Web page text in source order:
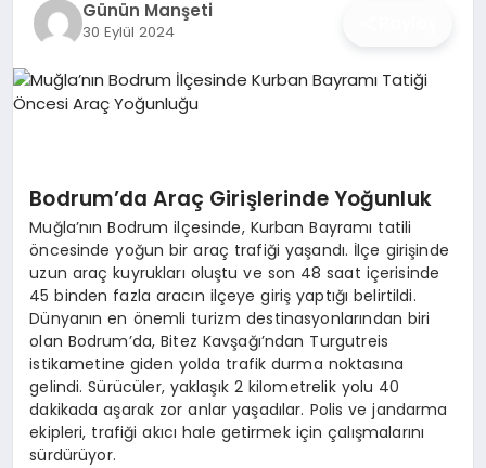
ANA DEMO
TEKNOLOJI
KRIPTO PARA
GEZI & SEYAHAT
OYUN
Günün Manşeti
30 Eylül 2024
Bodrum’da Araç Girişlerinde Yoğunluk
Muğla’nın Bodrum ilçesinde, Kurban Bayramı tatili
öncesinde yoğun bir araç trafiği yaşandı. İlçe girişinde
uzun araç kuyrukları oluştu ve son 48 saat içerisinde
45 binden fazla aracın ilçeye giriş yaptığı belirtildi.
Dünyanın en önemli turizm destinasyonlarından biri
olan Bodrum’da, Bitez Kavşağı’ndan Turgutreis
istikametine giden yolda trafik durma noktasına
gelindi. Sürücüler, yaklaşık 2 kilometrelik yolu 40
dakikada aşarak zor anlar yaşadılar. Polis ve jandarma
ekipleri, trafiği akıcı hale getirmek için çalışmalarını
sürdürüyor.